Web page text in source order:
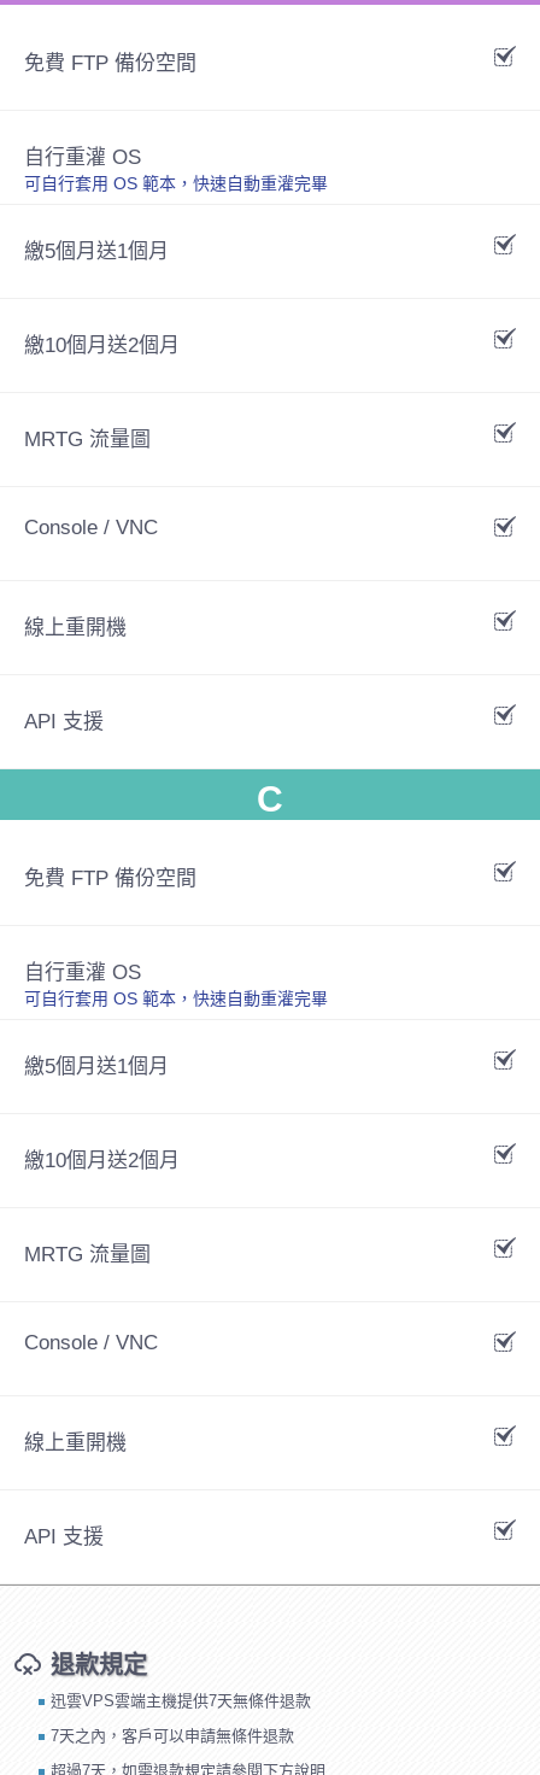
免費 FTP 備份空間
自行重灌 OS
可自行套用 OS 範本，快速自動重灌完畢
繳5個月送1個月
繳10個月送2個月
MRTG 流量圖
Console / VNC
線上重開機
API 支援
C
免費 FTP 備份空間
自行重灌 OS
可自行套用 OS 範本，快速自動重灌完畢
繳5個月送1個月
繳10個月送2個月
MRTG 流量圖
Console / VNC
線上重開機
API 支援
退款規定
迅雲VPS雲端主機提供7天無條件退款
7天之內，客戶可以申請無條件退款
超過7天，如需退款規定請參閱下方說明